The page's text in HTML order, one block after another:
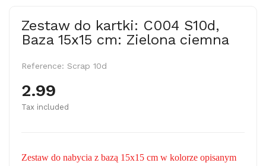
Zestaw do kartki: C004 S10d,
Baza 15x15 cm: Zielona ciemna
Reference: Scrap 10d
2.99
Tax included
Zestaw do nabycia z bazą 15x15 cm w kolorze opisanym